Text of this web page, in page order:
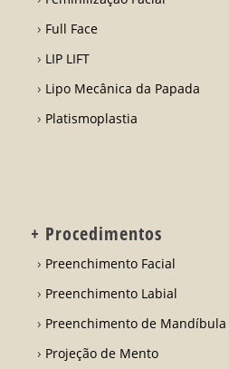
Full Face
LIP LIFT
Lipo Mecânica da Papada
Platismoplastia
+ Procedimentos
Preenchimento Facial
Preenchimento Labial
Preenchimento de Mandíbula
Projeção de Mento